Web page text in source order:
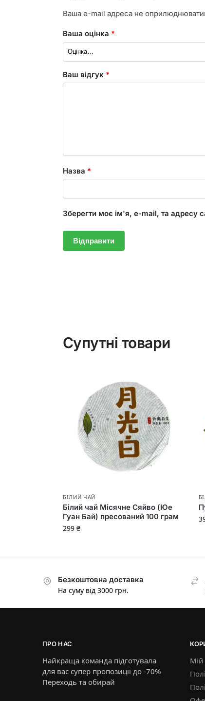
Ваша e-mail адреса не
Ваша оцінка *
Ваш відгук *
Назва *
Зберегти моє ім'я, e-mail, та адресу
Супутні товари
БІЛИЙ ЧАЙ
Білий чай Місячне Сяйво (Юе
Гуан Бай) пресований 100 грам
299 ₴
Безкоштовна доставка
На суму від 3000 грн.
ПРО НАС
Найкраща команда підготувала
для вас супер пропозиції до -70%
Переходь та обирай
Мій